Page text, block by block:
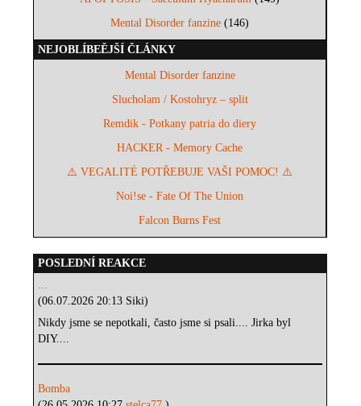
Mental Disorder fanzine (146)
NEJOBLÍBEĚJŠÍ ČLÁNKY
Mental Disorder fanzine
Slucholam / Kostohryz – split
Remdik - Potkany patria do diery
HACKER - Memory Cache
⚠️ VEGALITÉ POTŘEBUJE VAŠI POMOC! ⚠️
Noi!se - Fate Of The Union
Falcon Burns Fest
POSLEDNÍ REAKCE
...
(06.07.2026 20:13 Siki)
Nikdy jsme se nepotkali, často jsme si psali.... Jirka byl
DIY....
Bomba